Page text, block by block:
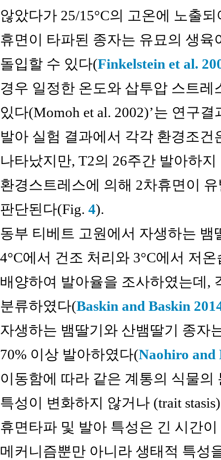
않았다가 25/15°C의 고온에 노출
휴면이 타파된 종자는 유묘의 생
돌입할 수 있다(Finkelstein et al.
경우 일정한 온도와 삽투압 스트
있다(Momoh et al. 2002)’는 연구
발아 실험 결과에서 각각 환경조
나타났지만, T2의 26주간 발아하
환경스트레스에 의해 2차휴면이
판단된다(Fig. 4).
동부 티베트 고원에서 자생하는 뱀
4°C에서 건조 처리와 3°C에서 저
배양하여 발아율을 조사하였는데,
분류하였다(Baskin and Baskin
자생하는 뱀딸기와 산뱀딸기 종자
70% 이상 발아하였다(Naohiro and
이동함에 따라 같은 계통의 식물
특성이 변화하지 않거나 (trait
휴면타파 및 발아 특성은 긴 시간
메커니즘뿐만 아니라 생태적 특성